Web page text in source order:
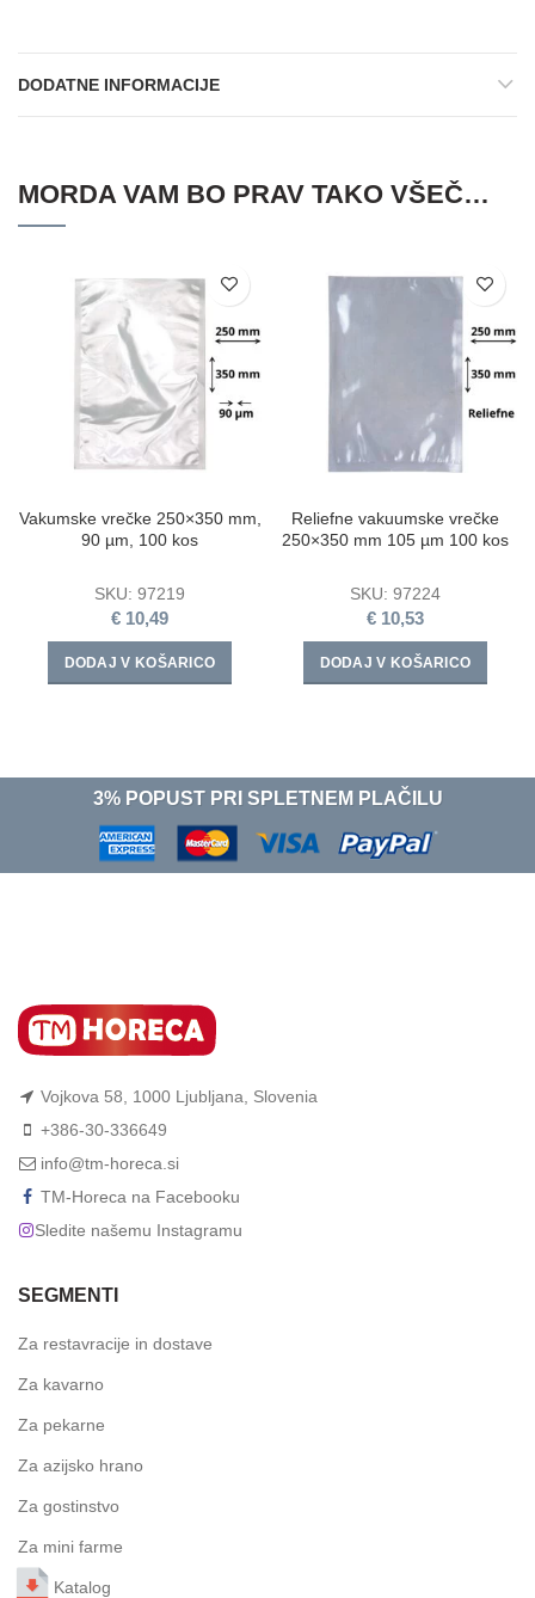
DODATNE INFORMACIJE
MORDA VAM BO PRAV TAKO VŠEČ…
Vakumske vrečke 250×350 mm,
90 µm, 100 kos
SKU: 97219
€ 10,49
DODAJ V KOŠARICO
Reliefne vakuumske vrečke
250×350 mm 105 µm 100 kos
SKU: 97224
€ 10,53
DODAJ V KOŠARICO
3% POPUST PRI SPLETNEM PLAČILU
Vojkova 58, 1000 Ljubljana, Slovenia
+386-30-336649
info@tm-horeca.si
TM-Horeca na Facebooku
Sledite našemu Instagramu
SEGMENTI
Za restavracije in dostave
Za kavarno
Za pekarne
Za azijsko hrano
Za gostinstvo
Za mini farme
Katalog